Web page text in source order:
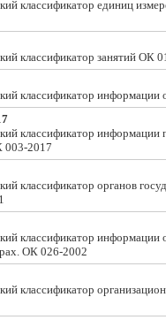
классификатор единиц
классификатор занятий ОК
классификатор информации
классификатор информации
003-2017
классификатор органов
классификатор информации
ОК 026-2002
классификатор